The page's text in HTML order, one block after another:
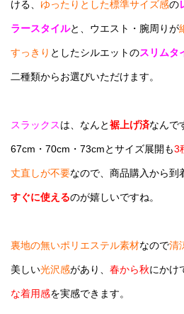
ける、 ゆったりとした標準サイズ感の
ラースタイルと、ウエスト・腕周りが
すっきり としたシルエットのスリムタ
二種類からお選びいただけます。
スラックスは、なんと裾上げ済なんで
67cm・70cm・73cmとサイズ展開も3
丈直しが不要なので、商品購入から到
すぐに使えるのが嬉しいですね。
裏地の無いポリエステル素材なので清
美しい光沢感があり、 春から秋にかけ
な着用感を実感できます。